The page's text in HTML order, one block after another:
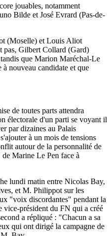
jouables, notamment
Bilde et José Evrard (Pas-de-
(Moselle) et Louis Aliot
pas, Gilbert Collard (Gard)
que Marion Maréchal-Le
à nouveau candidate et que
de toutes parts attendra
électorale d'un parti se voyant il
par dizaines au Palais
à un mois de tensions
autour de la personnalité de
Marine Le Pen face à
lundi matin entre Nicolas Bay,
et M. Philippot sur les
"voix discordantes" pendant la
vice-président du FN qui a créé
a répliqué : "Chacun a sa
qui ont dirigé la campagne de